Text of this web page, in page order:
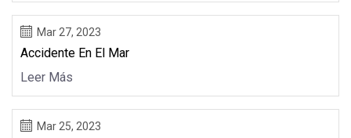
Mar 27, 2023
Accidente En El Mar
Leer Más
Mar 25, 2023